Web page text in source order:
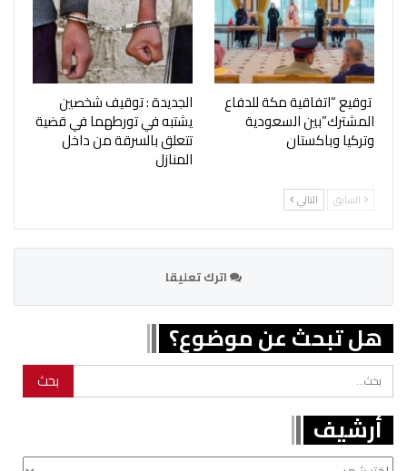
توقيع “اتفاقية مكة للدفاع
المشترك”بين السعودية
وتركيا وباكستان
الجديدة : توقيف شخصين
يشتبه في تورطهما في قضية
تتعلق بالسرقة من داخل
المنازل
السابق التالي
اترك تعليقا
هل تبحث عن موضوع؟
أرشيف